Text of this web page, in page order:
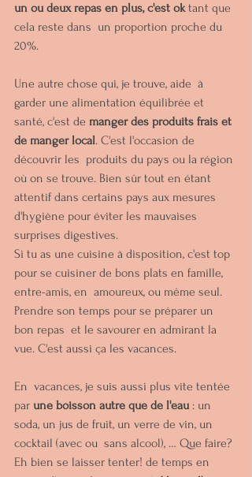
un ou deux repas en plus, c'est ok tant que
cela reste dans  un proportion proche du
20%.
Une autre chose qui, je trouve, aide  à
garder une alimentation équilibrée et
santé, c'est de manger des produits frais et
de manger local. C'est l'occasion de
découvrir les  produits du pays ou la région
où on se trouve. Bien sûr tout en étant
attentif dans certains pays aux mesures
d'hygiène pour éviter les mauvaises
surprises digestives.
Si tu as une cuisine à disposition, c'est top
pour se cuisiner de bons plats en famille,
entre-amis, en  amoureux, ou même seul.
Prendre son temps pour se préparer un
bon repas  et le savourer en admirant la
vue. C'est aussi ça les vacances.
En  vacances, je suis aussi plus vite tentée
par une boisson autre que de l'eau : un
soda, un jus de fruit, un verre de vin, un
cocktail (avec ou  sans alcool), … Que faire?
Eh bien se laisser tenter! de temps en